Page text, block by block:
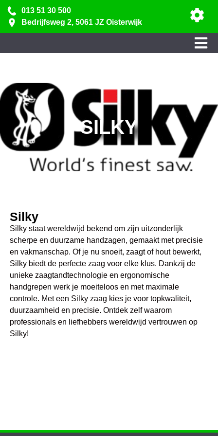
013 51 30 500
Bedrijfsweg 2, 5061 JZ Oisterwijk
SILKY
Silky
Silky staat wereldwijd bekend om zijn uitzonderlijk
scherpe en duurzame handzagen, gemaakt met precisie
en vakmanschap. Of je nu snoeit, zaagt of hout bewerkt,
Silky biedt de perfecte zaag voor elke klus. Dankzij de
unieke zaagtandtechnologie en ergonomische
handgrepen werk je moeiteloos en met maximale
controle. Met een Silky zaag kies je voor topkwaliteit,
duurzaamheid en precisie. Ontdek zelf waarom
professionals en liefhebbers wereldwijd vertrouwen op
Silky!